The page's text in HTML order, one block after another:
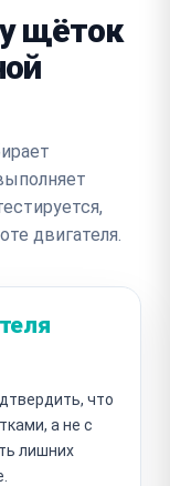
щёток
двигателя.
что
а не с
лишних